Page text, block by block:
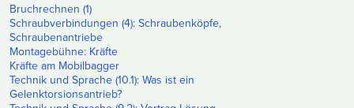
Bruchrechnen (1)
Schraubverbindungen (4): Schraubenköpfe,
Schraubenantriebe
Montagebühne: Kräfte
Kräfte am Mobilbagger
Technik und Sprache (10.1): Was ist ein
Gelenktorsionsantrieb?